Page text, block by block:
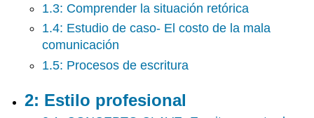
y
comunicación
5:
6:
CITAR
1.3: Comprender la situación retórica
1.4: Estudio de caso- El costo de la mala
comunicación
1.5: Procesos de escritura
2: Estilo profesional